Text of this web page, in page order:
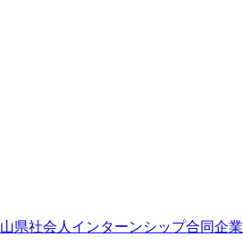
県社会人インターンシップ合同企